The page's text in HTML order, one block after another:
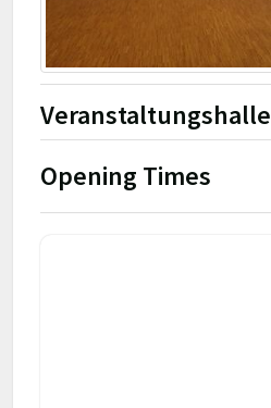
Veranstaltungshalle
Opening Times